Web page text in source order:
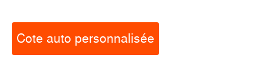
Cote auto personnalisée